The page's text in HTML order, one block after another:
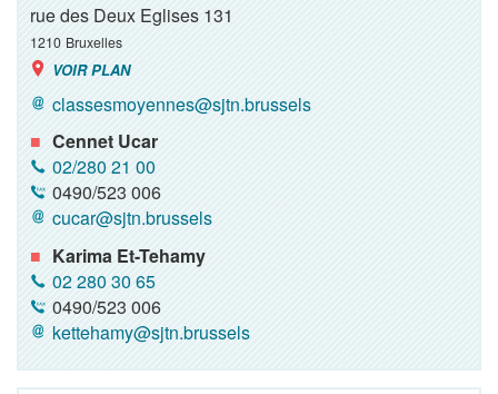
rue des Deux Eglises 131
1210 Bruxelles
VOIR PLAN
classesmoyennes@sjtn.brussels
Cennet Ucar
02/280 21 00
0490/523 006
cucar@sjtn.brussels
Karima Et-Tehamy
02 280 30 65
0490/523 006
kettehamy@sjtn.brussels